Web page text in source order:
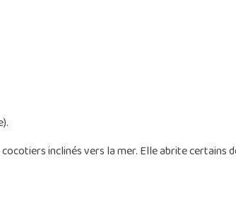
inclinés vers la mer. Elle abrite certains